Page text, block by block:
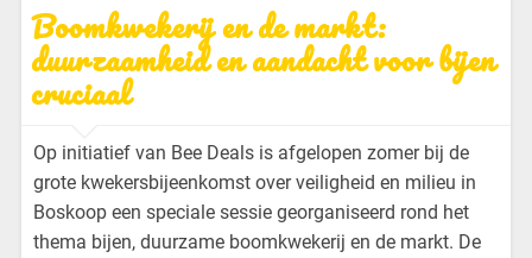
Boomkwekerij en de markt:
duurzaamheid en aandacht voor bijen
cruciaal
Op initiatief van Bee Deals is afgelopen zomer bij de
grote kwekersbijeenkomst over veiligheid en milieu in
Boskoop een speciale sessie georganiseerd rond het
thema bijen, duurzame boomkwekerij en de markt. De